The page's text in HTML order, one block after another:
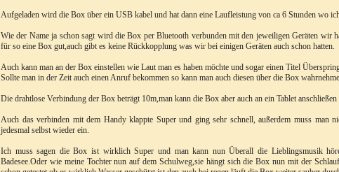
Aufgeladen wird die Box über ein USB kabel und hat dann eine Laufleistung von ca 6 Stunden wo
Wie der Name ja schon sagt wird die Box per Bluetooth verbunden mit den jeweiligen Geräten wir
für so eine Box gut,auch gibt es keine Rückkopplung was wir bei einigen Geräten auch schon hatten.
Auch kann man an der Box einstellen wie Laut man es haben möchte und sogar einen Titel
Sollte man in der Zeit auch einen Anruf bekommen so kann man auch diesen über die Box
Die drahtlose Verbindung der Box beträgt 10m,man kann die Box aber auch an ein Tablet
Auch das verbinden mit dem Handy klappte Super und ging sehr schnell, außerdem muss man
jedesmal selbst wieder ein.
Ich muss sagen die Box ist wirklich Super und man kann nun Überall die Lieblingsmusik
Badesee.Oder wie meine Tochter nun auf dem Schulweg,sie hängt sich die Box nun mit der